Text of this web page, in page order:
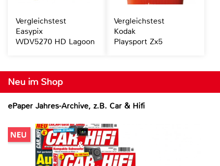
Neu im Shop
ePaper Jahres-Archive, z.B. Car & Hifi
Vergleichstest
Easypix
WDV5270 HD Lagoon
Vergleichstest
Kodak
Playsport Zx5